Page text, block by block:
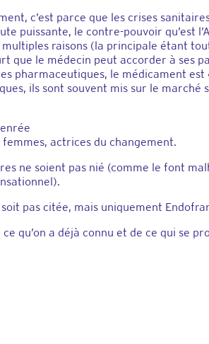
c’est parce que les crises
puissante, le contre-pouvoir qu’est
raisons (la principale étant
que le médecin peut accorder à ses
pharmaceutiques, le médicament
ils sont souvent mis sur le marché
actrices du changement.
ne soient pas nié (comme le font
soit pas citée, mais uniquement
qu’on a déjà connu et de ce qui se